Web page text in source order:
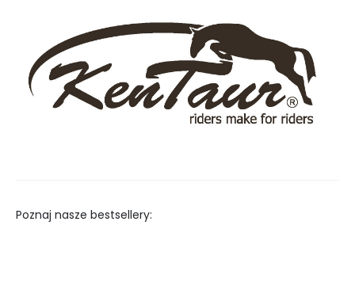
Poznaj nasze bestsellery: